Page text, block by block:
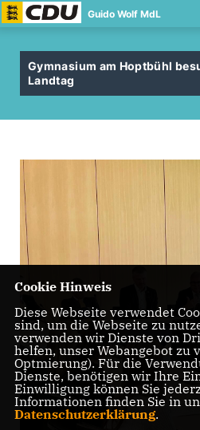
Guido Wolf MdL
Gymnasium am Hoptbühl
Landtag
Cookie Hinweis
Diese Webseite verwendet
sind, um die Webseite zu
verwenden wir Dienste von
helfen, unser Webangebot zu
Optmierung). Für die
Dienste, benötigen wir Ihre
Einwilligung können Sie
Informationen finden Sie in
Datenschutzerklärung.